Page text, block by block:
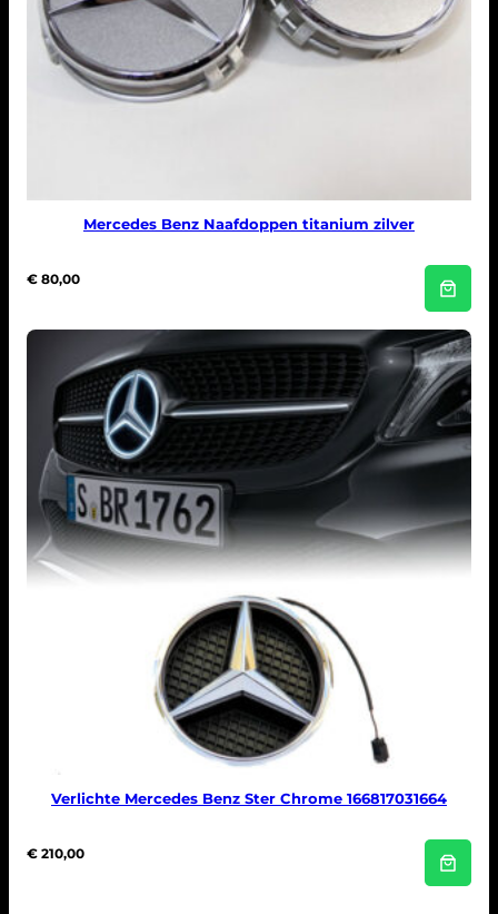
Mercedes Benz Naafdoppen titanium zilver
€ 80,00
Verlichte Mercedes Benz Ster Chrome 166817031664
€ 210,00